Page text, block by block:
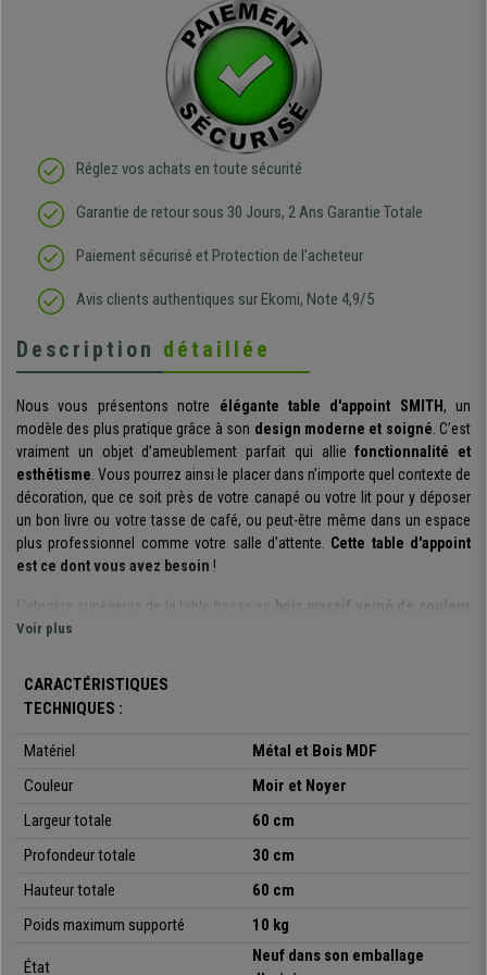
Réglez vos achats en toute sécurité
Garantie de retour sous 30 Jours, 2 Ans Garantie Totale
Paiement sécurisé et Protection de l'acheteur
Avis clients authentiques sur Ekomi, Note 4,9/5
Description détaillée
Nous vous présentons notre élégante table d'appoint SMITH, un
modèle des plus pratique grâce à son design moderne et soigné. C’est
vraiment un objet d’ameublement parfait qui alliefonctionnalité et
esthétisme. Vous pourrez ainsi le placer dans n’importe quel contexte de
décoration, que ce soit près de votre canapé ou votre lit pour y déposer
un bon livre ou votre tasse de café, ou peut-être même dans un espace
plus professionnel comme votre salle d’attente. Cette table d'appoint
est ce dont vous avez besoin !
L'étagère supérieure de la table basse en bois massif veiné de couleur
noyer et la structure noire en métal robuste sont
Ses dimensions sont idéales de 60x30 et 60 cm et elle possède
niveaux de rangements
originale
mais surtout permet de ranger des objets tels que des livres,
des documents, des coussins et tout ceci pour unecapacité de charge
Finalement nous avons pensé au moindre détail, puisque la table est
Cela signifie que même si elle est positionnée sur des surfaces qui ne
sont pas parfaitement planes, la table restera stable et les
éviteront les rayures disgracieuses sur votre sol
Voir plus
CARACTÉRISTIQUES
TECHNIQUES :
Matériel
Métal et Bois MDF
Couleur
Moir et Noyer
Largeur totale
60 cm
Profondeur totale
30 cm
Hauteur totale
60 cm
Poids maximum supporté
10 kg
État
Neuf dans son emballage